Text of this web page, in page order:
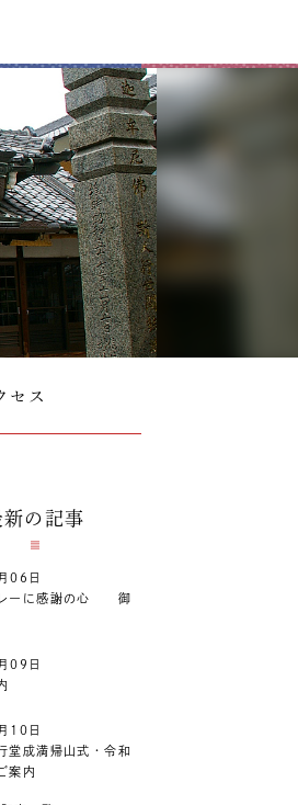
セス
新の記事
06日
レーに感謝の心 御
09日
10日
堂成満帰山式・令和
案内